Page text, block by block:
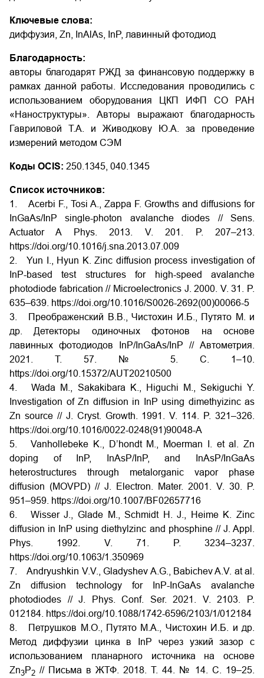
Ключевые слова:
диффузия, Zn, InAlAs, InP, лавинный фотодиод
Благодарность:
авторы благодарят РЖД за финансовую поддержку в
рамках данной работы. Исследования проводились с
использованием оборудования ЦКП ИФП СО РАН
«Наноструктуры». Авторы выражают благодарность
Гавриловой Т.А. и Живодкову Ю.А. за проведение
измерений методом СЭМ
Коды OCIS: 250.1345, 040.1345
Список источников:
1. Acerbi F., Tosi A., Zappa F. Growths and diffusions for
InGaAs/InP single-photon avalanche diodes // Sens.
Actuator A Phys. 2013. V. 201. P. 207–213.
https://doi.org/10.1016/j.sna.2013.07.009
2. Yun I., Hyun K. Zinc diffusion process investigation of
InP-based test structures for high-speed avalanche
photodiode fabrication // Microelectronics J. 2000. V. 31. P.
635–639. https://doi.org/10.1016/S0026-2692(00)00066-5
3. Преображенский В.В., Чистохин И.Б., Путято М. и
др. Детекторы одиночных фотонов на основе
лавинных фотодиодов InP/InGaAs/InP // Автометрия.
2021.Т. 57. № 5. С. 1–10.
https://doi.org/10.15372/AUT20210500
4. Wada M., Sakakibara K., Higuchi M., Sekiguchi Y.
Investigation of Zn diffusion in InP using dimethyizinc as
Zn source // J. Cryst. Growth. 1991. V. 114. P. 321–326.
https://doi.org/10.1016/0022-0248(91)90048-A
5. Vanhollebeke K., D’hondt M., Moerman I. et al. Zn
doping of InP, InAsP/InP, and InAsP/InGaAs
heterostructures through metalorganic vapor phase
diffusion (MOVPD) // J. Electron. Mater. 2001. V. 30. P.
951–959. https://doi.org/10.1007/BF02657716
6. Wisser J., Glade M., Schmidt H. J., Heime K. Zinc
diffusion in InP using diethylzinc and phosphine // J. Appl.
Phys. 1992. V. 71. P. 3234–3237.
https://doi.org/10.1063/1.350969
7. Andryushkin V.V., Gladyshev A.G., Babichev A.V. at al.
Zn diffusion technology for InP-InGaAs avalanche
photodiodes // J. Phys. Conf. Ser. 2021. V. 2103. P.
012184. https://doi.org/10.1088/1742-6596/2103/1/012184
8.
Петрушков М.О., Путято М.А., Чистохин И .Б. и др.
Метод диффузии цинка в InP через узкий зазор с
использованием планарного источника на основе
Zn3P2 // Письма в ЖТФ. 2018. Т. 44. № 14. C. 19–25.